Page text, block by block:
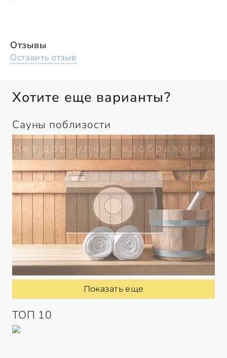
Отзывы
Оставить отзыв
Хотите еще варианты?
Сауны поблизости
Показать еще
ТОП 10